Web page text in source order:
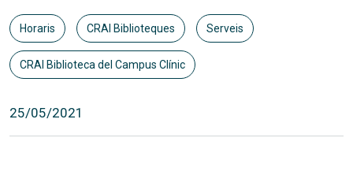
Horaris CRAI Biblioteques Serveis
CRAI Biblioteca del Campus Clínic
25/05/2021